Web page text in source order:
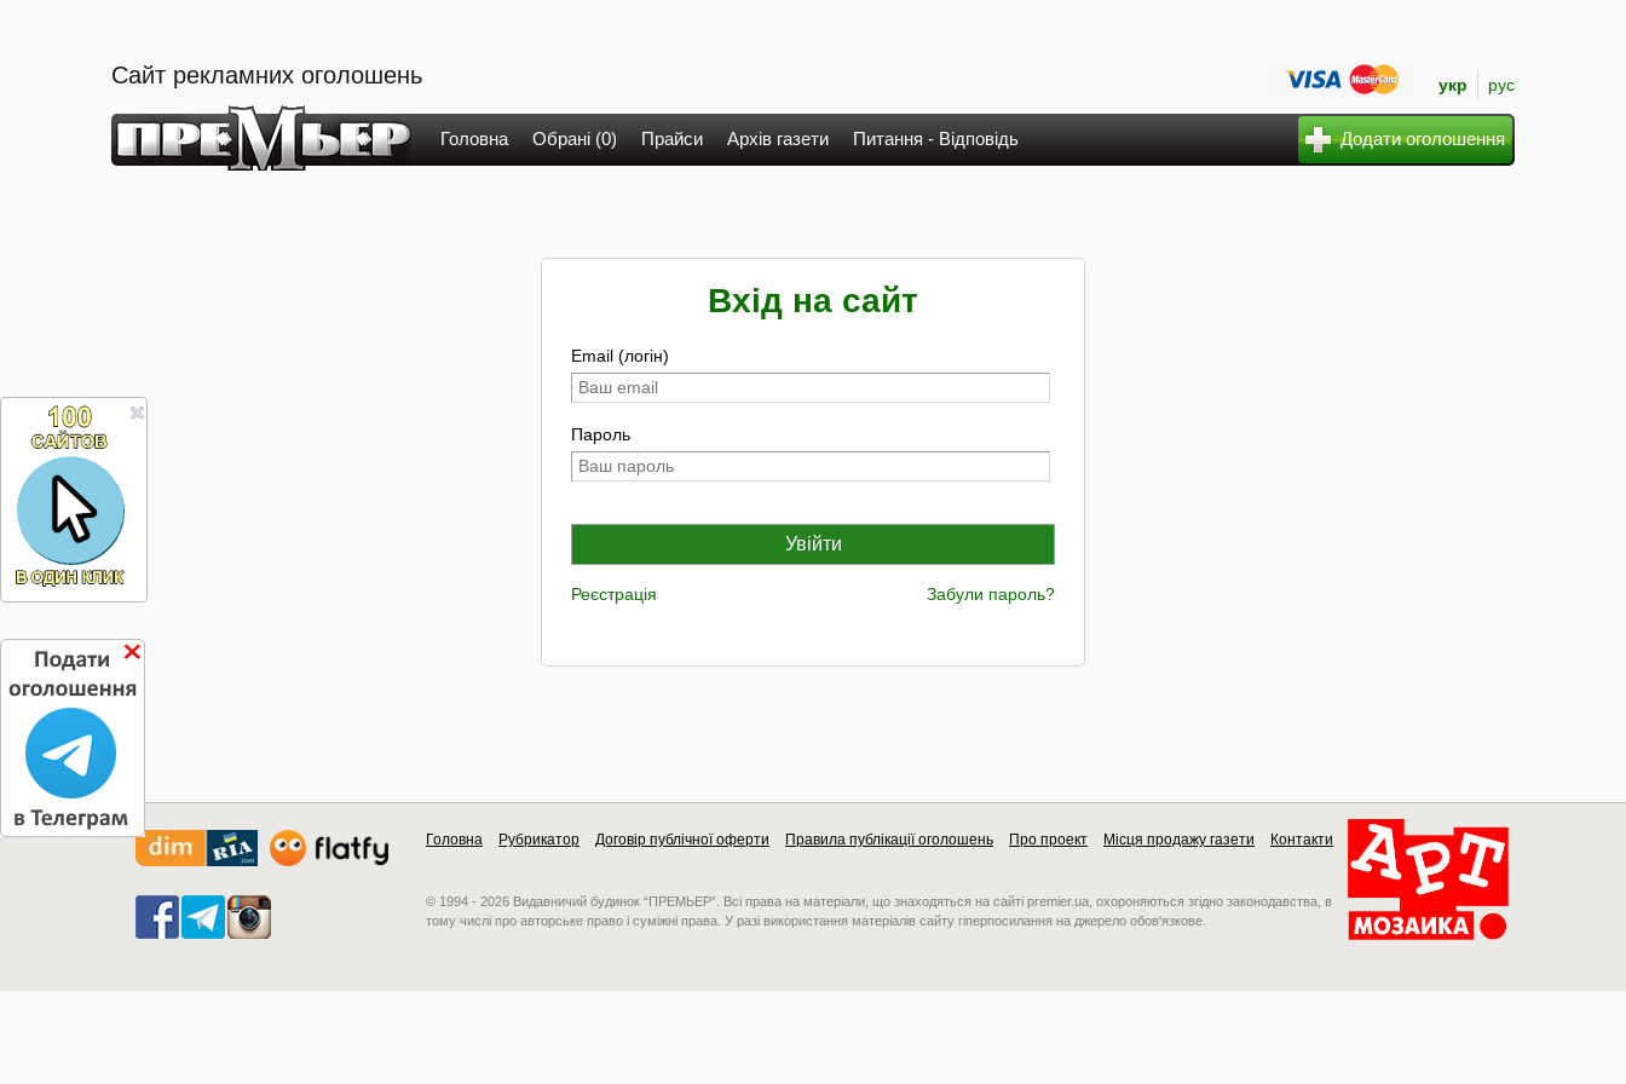
Сайт рекламних оголошень укр рус
Головна Обрані (0) Прайси Архів газети Питання - Відповідь Додати оголошення
Вхід на сайт
Email (логін)
Пароль
Реєстрація Забули пароль?
Головна Рубрикатор Договір публічної оферти Правила публікації оголошень Про проект Місця продажу газети Контакти
© 1994 - 2026 Видавничий будинок “ПРЕМЬЕР”. Всі права на матеріали, що знаходяться на сайті premier.ua, охороняються згідно законодавства, в
тому числі про авторське право і суміжні права. У разі використання матеріалів сайту гіперпосилання на джерело обов'язкове.